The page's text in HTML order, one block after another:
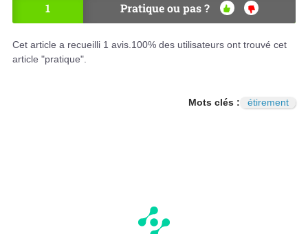
1 Pratique ou pas ?
OU
NO
N
Cet article a recueilli 1 avis. 100% des utilisateurs ont trouvé cet
article "pratique".
Mots clés : étirement